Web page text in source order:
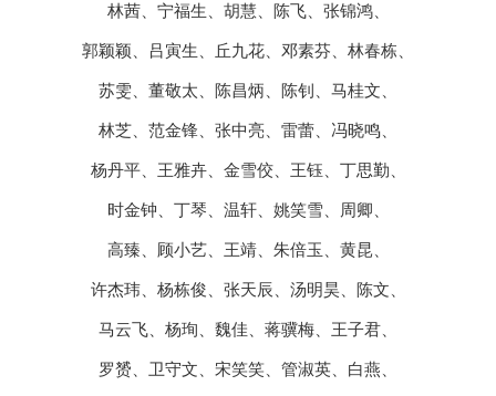
林茜、宁福生、胡慧、陈飞、张锦鸿、
郭颖颖、吕寅生、丘九花、邓素芬、林春栋、
苏雯、董敬太、陈昌炳、陈钊、马桂文、
林芝、范金锋、张中亮、雷蕾、冯晓鸣、
杨丹平、王雅卉、金雪佼、王钰、丁思勤、
时金钟、丁琴、温轩、姚笑雪、周卿、
高臻、顾小艺、王靖、朱倍玉、黄昆、
许杰玮、杨栋俊、张天辰、汤明昊、陈文、
马云飞、杨珣、魏佳、蒋骥梅、王子君、
罗赟、卫守文、宋笑笑、管淑英、白燕、